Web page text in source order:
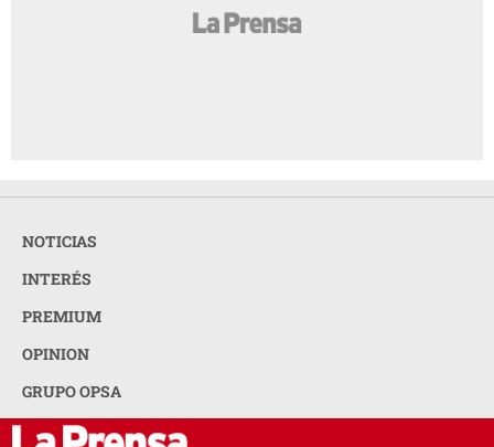
NOTICIAS
INTERÉS
PREMIUM
OPINION
GRUPO OPSA